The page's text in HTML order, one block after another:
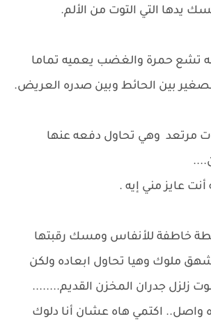
يدها التي التوت من الألم.
تشع حمرة والغضب يعميه تماما
بين الحائط وبين صدره العريض.
مرتعد وهي تحاول دفعه عنها
أنت عايز مني إيه .
خاطفة للأنفاس ومسك رقبتها
ملوك وهيا تحاول ابعاده ولكن
زلزل جدران المخزن القديم........
اكتمي هاه عشان أنا دلوك